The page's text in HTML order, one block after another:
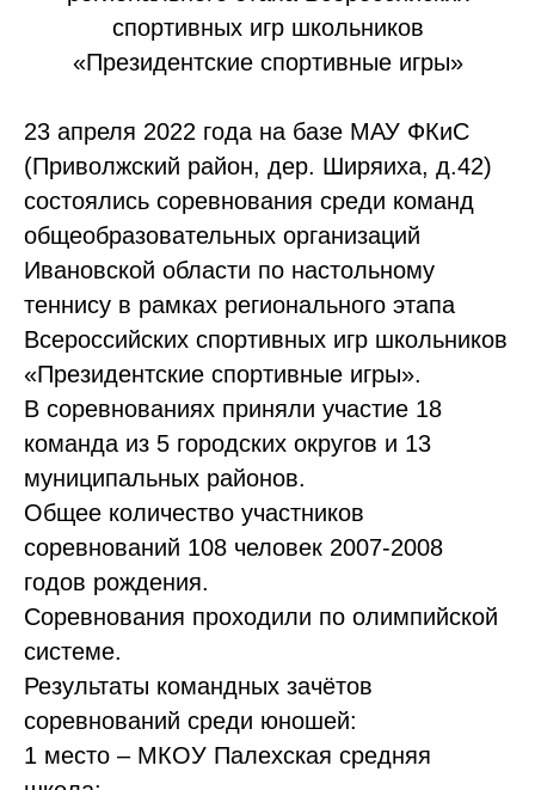
спортивных игр школьников
«Президентские спортивные игры»
23 апреля 2022 года на базе МАУ ФКиС
(Приволжский район, дер. Ширяиха, д.42)
состоялись соревнования среди команд
общеобразовательных организаций
Ивановской области по настольному
теннису в рамках регионального этапа
Всероссийских спортивных игр школьников
«Президентские спортивные игры».
В соревнованиях приняли участие 18
команда из 5 городских округов и 13
муниципальных районов.
Общее количество участников
соревнований 108 человек 2007-2008
годов рождения.
Соревнования проходили по олимпийской
системе.
Результаты командных зачётов
соревнований среди юношей:
1 место – МКОУ Палехская средняя